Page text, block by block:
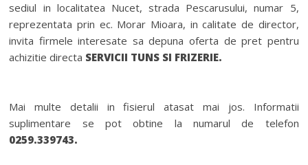
sediul in localitatea Nucet, strada Pescarusului, numar 5,
reprezentata prin ec. Morar Mioara, in calitate de director,
invita firmele interesate sa depuna oferta de pret pentru
achizitie directa SERVICII TUNS SI FRIZERIE.
Mai multe detalii in fisierul atasat mai jos. Informatii
suplimentare se pot obtine la numarul de telefon
0259.339743.